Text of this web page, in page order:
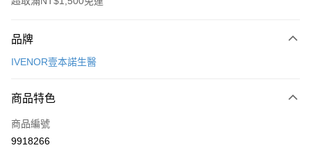
信用卡一次付款
LINE Pay
Apple Pay
品牌
IVENOR壹本諾生醫
商品特色
商品編號
9918266